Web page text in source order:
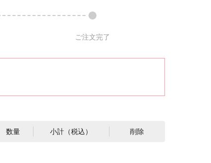
ご注文完了
数量 小計（税込） 削除